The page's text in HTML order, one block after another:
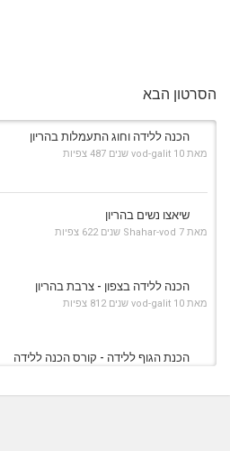
הסרטון הבא
הכנה ללידה וחוג התעמלות בהריון
מאת vod-galit 10 שנים 487 צפיות
שיאצו נשים בהריון
מאת Shahar-vod 7 שנים 622 צפיות
הכנה ללידה בצפון - צרבת בהריון
מאת vod-galit 10 שנים 812 צפיות
הכנת הגוף ללידה - קורס הכנה ללידה